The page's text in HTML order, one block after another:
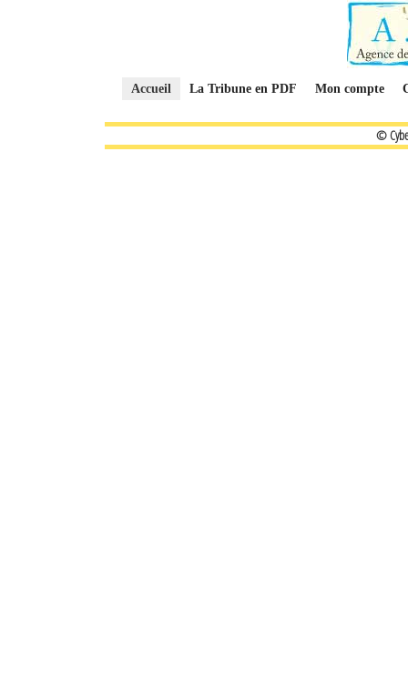
Accueil La Tribune en PDF Mon compte
©